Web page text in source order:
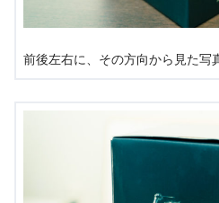
前後左右に、その方向から見た写